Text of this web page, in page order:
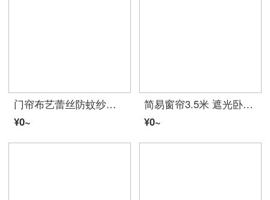
门帘布艺蕾丝防蚊纱门帘卧室隔断帘客厅阳台窗帘夏季装饰家用加密 窗帘布料 窗纱 窗帘布成品 窗帘客厅 白色牛奶丝窗帘款 200厘米 110厘米
¥0~
简易窗帘3.5米 遮光卧室风拼接网红客厅落地成品简约现代定制 流星麻-灰+黄 宽3*高2.7，打孔，一片
¥0~